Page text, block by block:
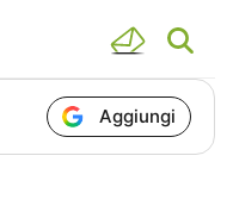
Aggiungi